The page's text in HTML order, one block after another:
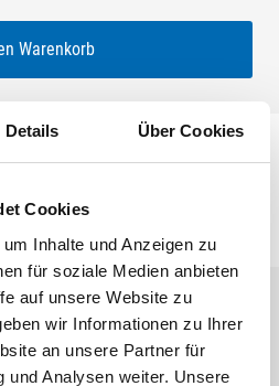
Details Über Cookies
Cookies
Inhalte und Anzeigen zu
für soziale Medien anbieten
auf unsere Website zu
wir Informationen zu Ihrer
an unsere Partner für
und Analysen weiter. Unsere
Warenkorb